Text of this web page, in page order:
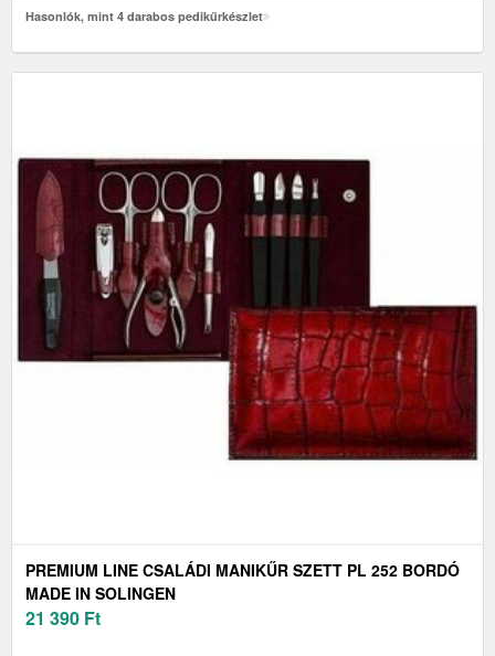
Hasonlók, mint 4 darabos pedikűrkészlet
PREMIUM LINE CSALÁDI MANIKŰR SZETT PL 252 BORDÓ
MADE IN SOLINGEN
21 390 Ft